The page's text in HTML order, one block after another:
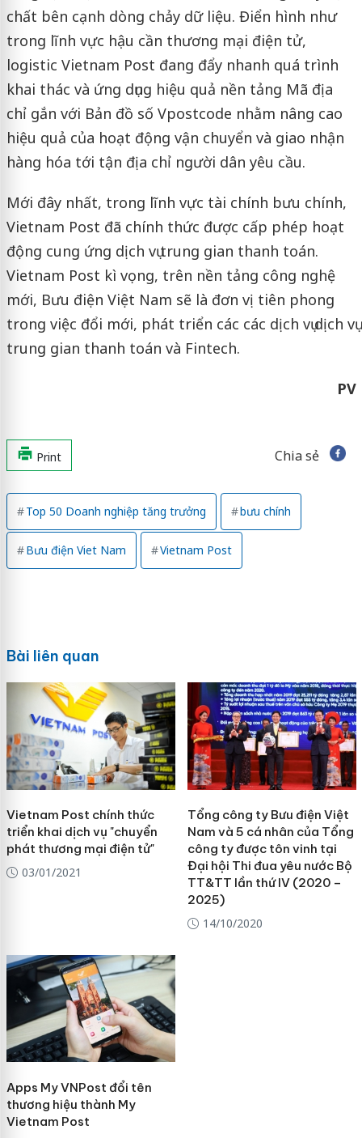
chất bên cạnh dòng chảy dữ liệu. Điển hình như
trong lĩnh vực hậu cần thương mại điện tử,
logistic Vietnam Post đang đẩy nhanh quá trình
khai thác và ứng dụng hiệu quả nền tảng Mã địa
chỉ gắn với Bản đồ số Vpostcode nhằm nâng cao
hiệu quả của hoạt động vận chuyển và giao nhận
hàng hóa tới tận địa chỉ người dân yêu cầu.
Mới đây nhất, trong lĩnh vực tài chính bưu chính,
Vietnam Post đã chính thức được cấp phép hoạt
động cung ứng dịch vụ trung gian thanh toán.
Vietnam Post kì vọng, trên nền tảng công nghệ
mới, Bưu điện Việt Nam sẽ là đơn vị tiên phong
trong việc đổi mới, phát triển các các dịch vụ dịch vụ
trung gian thanh toán và Fintech.
PV
Print Chia sẻ
Top 50 Doanh nghiệp tăng trưởng bưu chính
Bưu điện Viet Nam Vietnam Post
Bài liên quan
Vietnam Post chính thức
triển khai dịch vụ "chuyển
phát thương mại điện tử"
03/01/2021
Tổng công ty Bưu điện Việt
Nam và 5 cá nhân của Tổng
công ty được tôn vinh tại
Đại hội Thi đua yêu nước Bộ
TT&TT lần thứ IV (2020 –
2025)
14/10/2020
Apps My VNPost đổi tên
thương hiệu thành My
Vietnam Post